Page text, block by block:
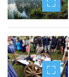
a
p
o
w